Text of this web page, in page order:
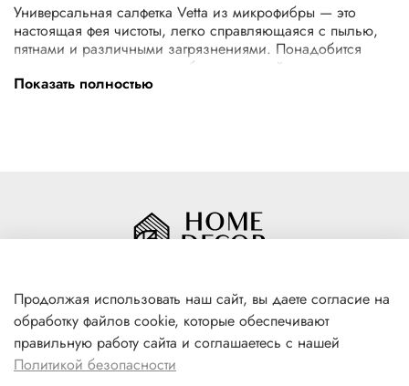
Универсальная салфетка Vetta из микрофибры — это
настоящая фея чистоты, легко справляющаяся с пылью,
пятнами и различными загрязнениями. Понадобится
всего несколько минут, чтобы стеклянный стол или
большой экран LED телевизора засверкал идеальной
Показать полностью
+7(996) 316 00 81
г. Якутск, ул. Лермонтова 102
Продолжая использовать наш сайт, вы даете согласие на
обработку файлов cookie, которые обеспечивают
правильную работу сайта и соглашаетесь с нашей
Политикой безопасности